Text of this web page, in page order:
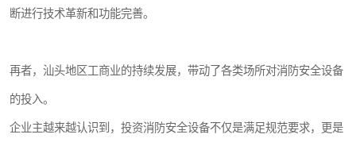
断进行技术革新和功能完善。
再者，汕头地区工商业的持续发展，带动了各类场所对消防安全设备
的投入。
企业主越来越认识到，投资消防安全设备不仅是满足规范要求，更是